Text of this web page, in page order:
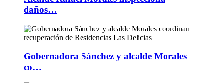
daños…
Gobernadora Sánchez y alcalde Morales
co…